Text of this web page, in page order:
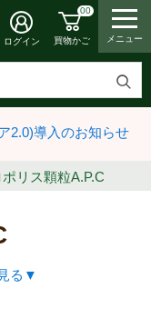
検
す
ログイン
00
買物かご メニュー
2.0)導入のお知らせ
ポリス顆粒A.P.C
る▼